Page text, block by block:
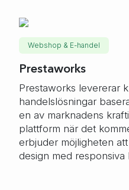
Webshop & E-handel
Prestaworks
Prestaworks levererar
handelslösningar
en av marknadens
plattform när det
erbjuder möjligheten
design med responsiva